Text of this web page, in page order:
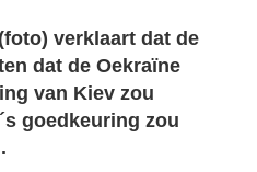
verklaart dat de
dat de Oekraïne
van Kiev zou
goedkeuring zou